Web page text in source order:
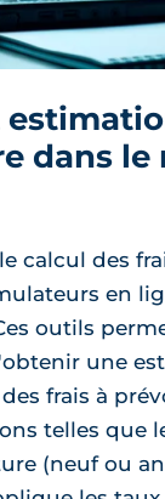
dans le
calcul des
en
outils
une
frais à
telles que
(neuf ou